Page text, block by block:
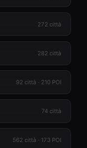
272 città
282 città
92 città · 210 POI
74 città
562 città · 173 POI